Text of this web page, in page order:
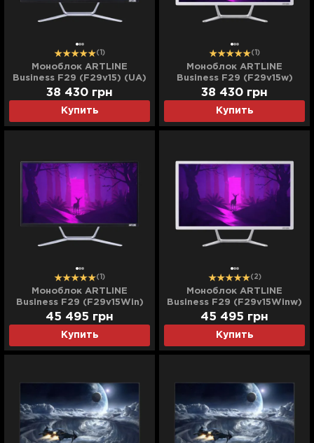
(1)
Моноблок ARTLINE
Business F29 (F29v15) (UA)
Купить
38 430 грн
(1)
Моноблок ARTLINE
Business F29 (F29v15w)
(UA)
Купить
38 430 грн
(1)
Моноблок ARTLINE
Business F29 (F29v15Win)
(UA)
Купить
45 495 грн
(2)
Моноблок ARTLINE
Business F29 (F29v15Winw)
(UA)
Купить
45 495 грн